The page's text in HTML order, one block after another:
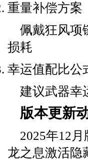
重量补偿方案
佩戴狂风项
损耗
幸运值配比公
建议武器幸
版本更新
2025年12
龙之息激活隐